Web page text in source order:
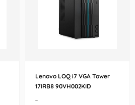
Lenovo LOQ i7 VGA Tower
17IRB8 90VH002KID
-